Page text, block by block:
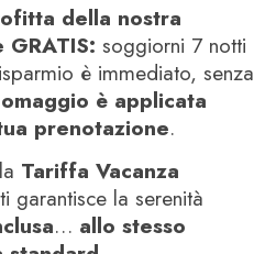
della nostra
soggiorni 7 notti
è immediato, senza
è applicata
prenotazione.
Tariffa Vacanza
garantisce la serenità
… allo stesso